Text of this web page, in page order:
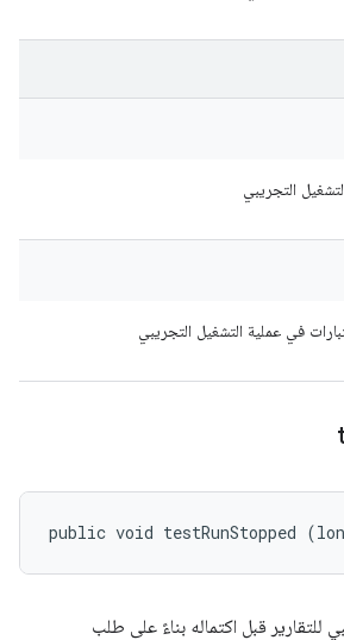
التجريبي
في عملية التشغيل التجريبي
public void testRunStopped
للتقارير قبل اكتماله بناءً على طلب